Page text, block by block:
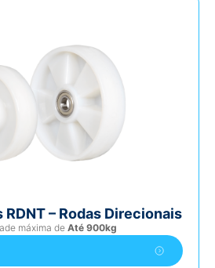
– Rodas Direcionais
máxima de Até 900kg